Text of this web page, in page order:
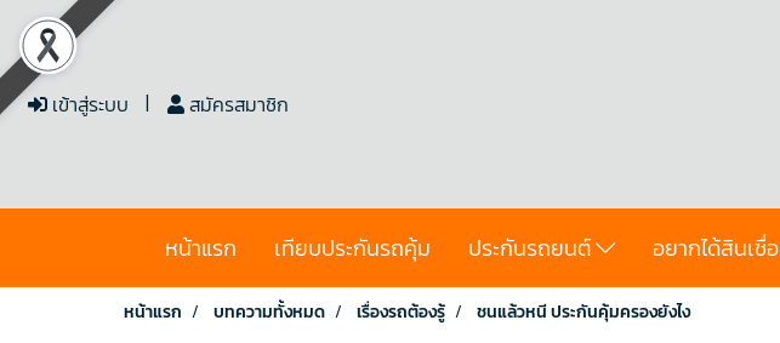
เข้าสู่ระบบ สมัครสมาชิก
หน้าแรก เทียบประกันรถคุ้ม ประกันรถยนต์ อยากได้สินเชื่อ
หน้าแรก บทความทั้งหมด เรื่องรถต้องรู้ ชนแล้วหนี ประกันคุ้มครองยังไง